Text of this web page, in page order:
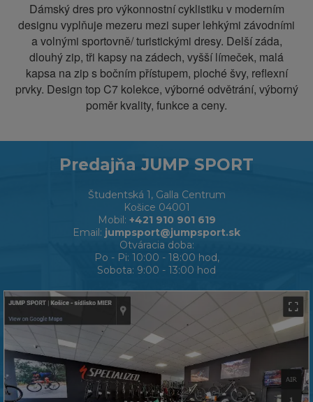
Dámský dres pro výkonnostní cyklistiku v moderním
designu vyplňuje mezeru mezi super lehkými závodními
a volnými sportovně/ turistickými dresy. Delší záda,
dlouhý zip, tři kapsy na zádech, vyšší límeček, malá
kapsa na zip s bočním přístupem, ploché švy, reflexní
prvky. Design top C7 kolekce, výborné odvětrání, výborný
poměr kvality, funkce a ceny.
Predajňa JUMP SPORT
Študentská 1, Galla Centrum
Košice 04001
Mobil: +421 910 901 619
Email: jumpsport@jumpsport.sk
Otváracia doba:
Po - Pi: 10:00 - 18:00 hod,
Sobota: 9:00 - 13:00 hod